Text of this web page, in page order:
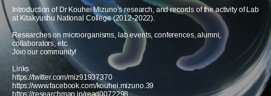
Introduction of Dr Kouhei Mizuno’s research, and records of the activity of Lab
at Kitakyushu National College (2012-2022).
Researches on microorganisms, lab events, conferences, alumni,
collaborators, etc.
Join our community!
Links
https://twitter.com/miz91937370
https://www.facebook.com/kouhei.mizuno.39
https://researchmap.jp/read0072298